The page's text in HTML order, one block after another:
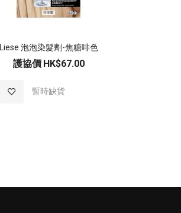
Liese 泡泡染髮劑-焦糖啡色
護協價 HK$67.00
暫時缺貨
加入至願望清單